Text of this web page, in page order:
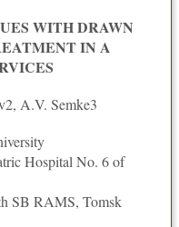
WITH DRAWN
IN A
A.V. Semke3
Hospital No. 6 of
SB RAMS, Tomsk